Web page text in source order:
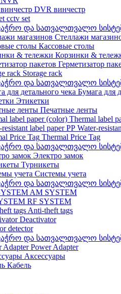
DVR винчестр
cctv set
Стеллажи
Кассовые столы
Корзинки &
Герметизатор
Storage rack
Бумага для
Этикетки
Печатные ленты
Thermal label
Water-
Thermal Price Tag
Электро замок
Турникеты
Cистемы учета
AM SYSTEM
RF SYSTEM
Anti-theft tags
Deactivator
detector
Power Adapter
Аксессуары
Кабель